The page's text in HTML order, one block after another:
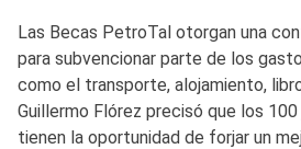
Las Becas PetroTal otorgan una
para subvencionar parte de los
como el transporte, alojamiento,
Guillermo Flórez precisó que los
tienen la oportunidad de forjar un